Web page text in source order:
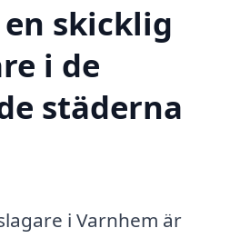
skicklig
i de
städerna
i Varnhem är